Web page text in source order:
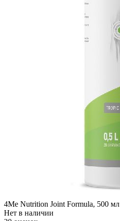
4Me Nutrition Joint Formula, 500 мл
Нет в наличии